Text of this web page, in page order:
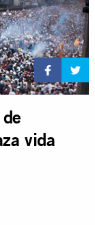
vida